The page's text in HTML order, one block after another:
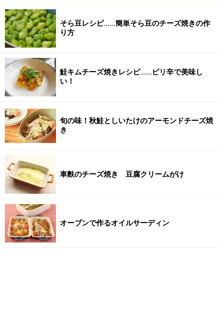
そら豆レシピ……簡単そら豆のチーズ焼きの作
り方
鮭キムチーズ焼きレシピ……ピリ辛で美味し
い！
旬の味！秋鮭としいたけのアーモンドチーズ焼
き
車麩のチーズ焼き 豆腐クリームがけ
オーブンで作るオイルサーディン